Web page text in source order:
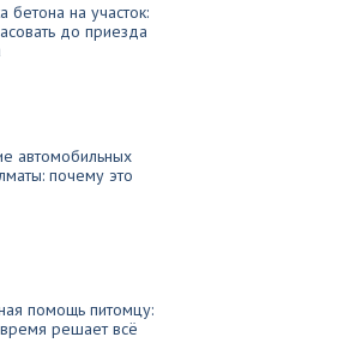
бетона на участок:
до приезда
автомобильных
почему это
помощь питомцу:
решает всё